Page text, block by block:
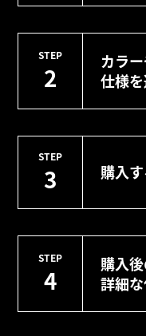
STEP
2
カラ
仕様
STEP
3 購入
STEP
4
購入
詳細